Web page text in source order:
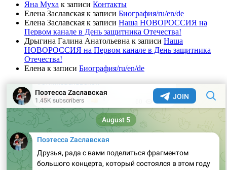
Яна Муха к записи Контакты
Елена Заславская к записи Биография/ru/en/de
Елена Заславская к записи Наша НОВОРОССИЯ на
Первом канале в День защитника Отечества!
Дрыгина Галина Анатольевна к записи Наша
НОВОРОССИЯ на Первом канале в День защитника
Отечества!
Елена к записи Биография/ru/en/de